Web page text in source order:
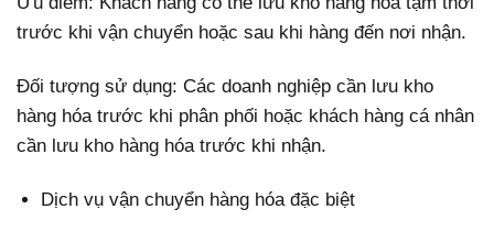
trước khi vận chuyển hoặc sau khi hàng đến nơi nhận.
Đối tượng sử dụng: Các doanh nghiệp cần lưu kho
hàng hóa trước khi phân phối hoặc khách hàng cá nhân
cần lưu kho hàng hóa trước khi nhận.
Dịch vụ vận chuyển hàng hóa đặc biệt